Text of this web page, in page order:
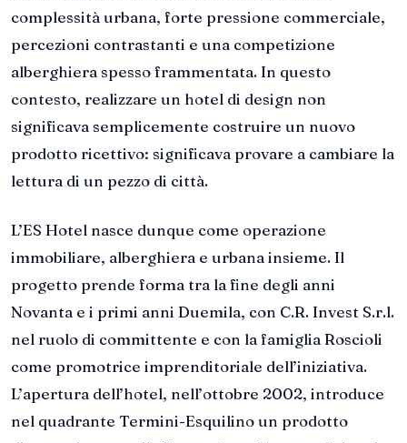
complessità urbana, forte pressione commerciale,
percezioni contrastanti e una competizione
alberghiera spesso frammentata. In questo
contesto, realizzare un hotel di design non
significava semplicemente costruire un nuovo
prodotto ricettivo: significava provare a cambiare la
lettura di un pezzo di città.
L’ES Hotel nasce dunque come operazione
immobiliare, alberghiera e urbana insieme. Il
progetto prende forma tra la fine degli anni
Novanta e i primi anni Duemila, con C.R. Invest S.r.l.
nel ruolo di committente e con la famiglia Roscioli
come promotrice imprenditoriale dell’iniziativa.
L’apertura dell’hotel, nell’ottobre 2002, introduce
nel quadrante Termini-Esquilino un prodotto